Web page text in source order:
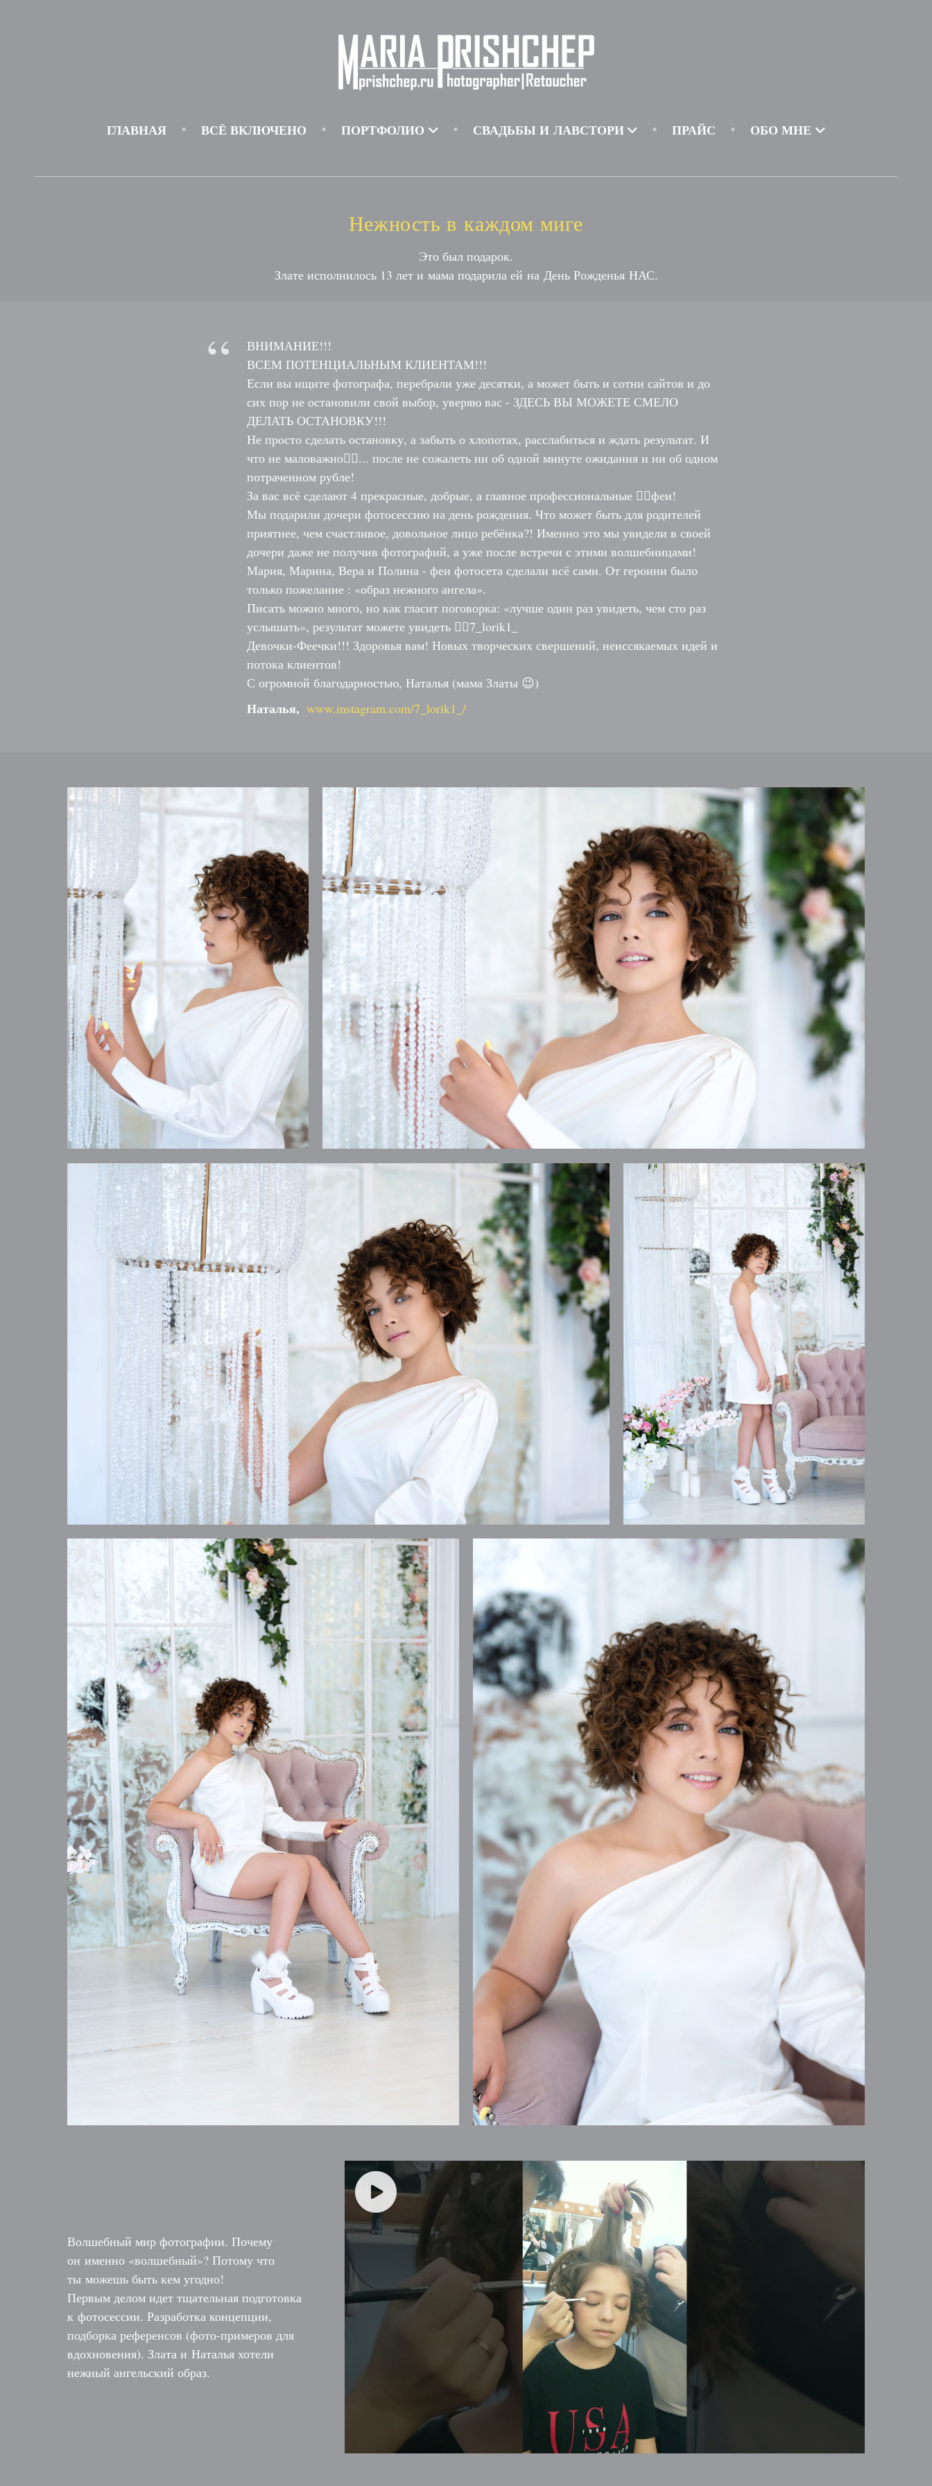
ГЛАВНАЯ ВСЁ ВКЛЮЧЕНО ПОРТФОЛИО СВАДЬБЫ И ЛАВСТОРИ ПРАЙС ОБО МНЕ
Нежность в каждом миге
Это был подарок.
Злате исполнилось 13 лет и мама подарила ей на День Рожденья НАС.
“
ВНИМАНИЕ!!!
ВСЕМ ПОТЕНЦИАЛЬНЫМ КЛИЕНТАМ!!!
Если вы ищите фотографа, перебрали уже десятки, а может быть и сотни сайтов и до
сих пор не остановили свой выбор, уверяю вас - ЗДЕСЬ ВЫ МОЖЕТЕ СМЕЛО
ДЕЛАТЬ ОСТАНОВКУ!!!
Не просто сделать остановку, а забыть о хлопотах, расслабиться и ждать результат. И
что не маловажно👆🏻... после не сожалеть ни об одной минуте ожидания и ни об одном
потраченном рубле!
За вас всё сделают 4 прекрасные, добрые, а главное профессиональные 👆🏻феи!
Мы подарили дочери фотосессию на день рождения. Что может быть для родителей
приятнее, чем счастливое, довольное лицо ребёнка?! Именно это мы увидели в своей
дочери даже не получив фотографий, а уже после встречи с этими волшебницами!
Мария, Марина, Вера и Полина - феи фотосета сделали всё сами. От героини было
только пожелание : «образ нежного ангела».
Писать можно много, но как гласит поговорка: «лучше один раз увидеть, чем сто раз
услышать», результат можете увидеть 👉🏻7_lorik1_
Девочки-Феечки!!! Здоровья вам! Новых творческих свершений, неиссякаемых идей и
потока клиентов!
С огромной благодарностью, Наталья (мама Златы 😉)
Наталья, www.instagram.com/7_lorik1_/
Волшебный мир фотографии. Почему
он именно «волшебный»? Потому что
ты можешь быть кем угодно!
Первым делом идет тщательная подготовка
к фотосессии. Разработка концепции,
подборка референсов (фото-примеров для
вдохновения). Злата и Наталья хотели
нежный ангельский образ.